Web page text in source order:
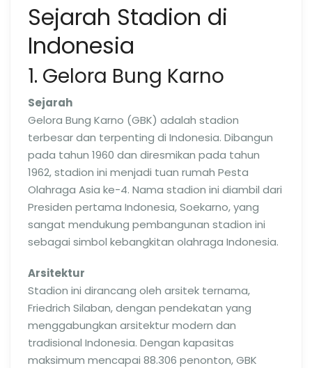
Sejarah Stadion di
Indonesia
1. Gelora Bung Karno
Sejarah
Gelora Bung Karno (GBK) adalah stadion
terbesar dan terpenting di Indonesia. Dibangun
pada tahun 1960 dan diresmikan pada tahun
1962, stadion ini menjadi tuan rumah Pesta
Olahraga Asia ke-4. Nama stadion ini diambil dari
Presiden pertama Indonesia, Soekarno, yang
sangat mendukung pembangunan stadion ini
sebagai simbol kebangkitan olahraga Indonesia.
Arsitektur
Stadion ini dirancang oleh arsitek ternama,
Friedrich Silaban, dengan pendekatan yang
menggabungkan arsitektur modern dan
tradisional Indonesia. Dengan kapasitas
maksimum mencapai 88.306 penonton, GBK